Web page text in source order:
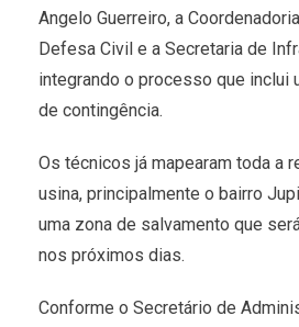
Angelo Guerreiro, a
Defesa Civil e a Secretaria de
integrando o processo que inclui
de contingência.
Os técnicos já mapearam toda a
usina, principalmente o bairro
uma zona de salvamento que
nos próximos dias.
Conforme o Secretário de